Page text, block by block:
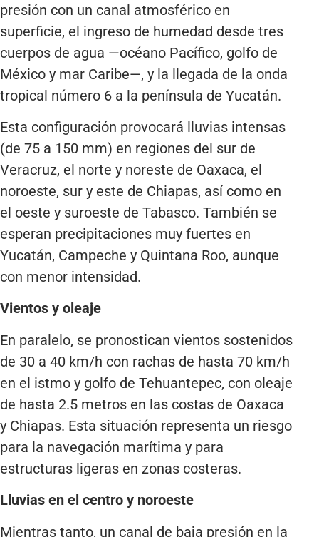
presión con un canal atmosférico en
superficie, el ingreso de humedad desde tres
cuerpos de agua —océano Pacífico, golfo de
México y mar Caribe—, y la llegada de la onda
tropical número 6 a la península de Yucatán.
Esta configuración provocará lluvias intensas
(de 75 a 150 mm) en regiones del sur de
Veracruz, el norte y noreste de Oaxaca, el
noroeste, sur y este de Chiapas, así como en
el oeste y suroeste de Tabasco. También se
esperan precipitaciones muy fuertes en
Yucatán, Campeche y Quintana Roo, aunque
con menor intensidad.
Vientos y oleaje
En paralelo, se pronostican vientos sostenidos
de 30 a 40 km/h con rachas de hasta 70 km/h
en el istmo y golfo de Tehuantepec, con oleaje
de hasta 2.5 metros en las costas de Oaxaca
y Chiapas. Esta situación representa un riesgo
para la navegación marítima y para
estructuras ligeras en zonas costeras.
Lluvias en el centro y noroeste
Mientras tanto, un canal de baja presión en la